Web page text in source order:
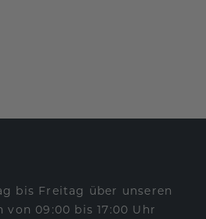
bis Freitag über unseren
von 09:00 bis 17:00 Uhr